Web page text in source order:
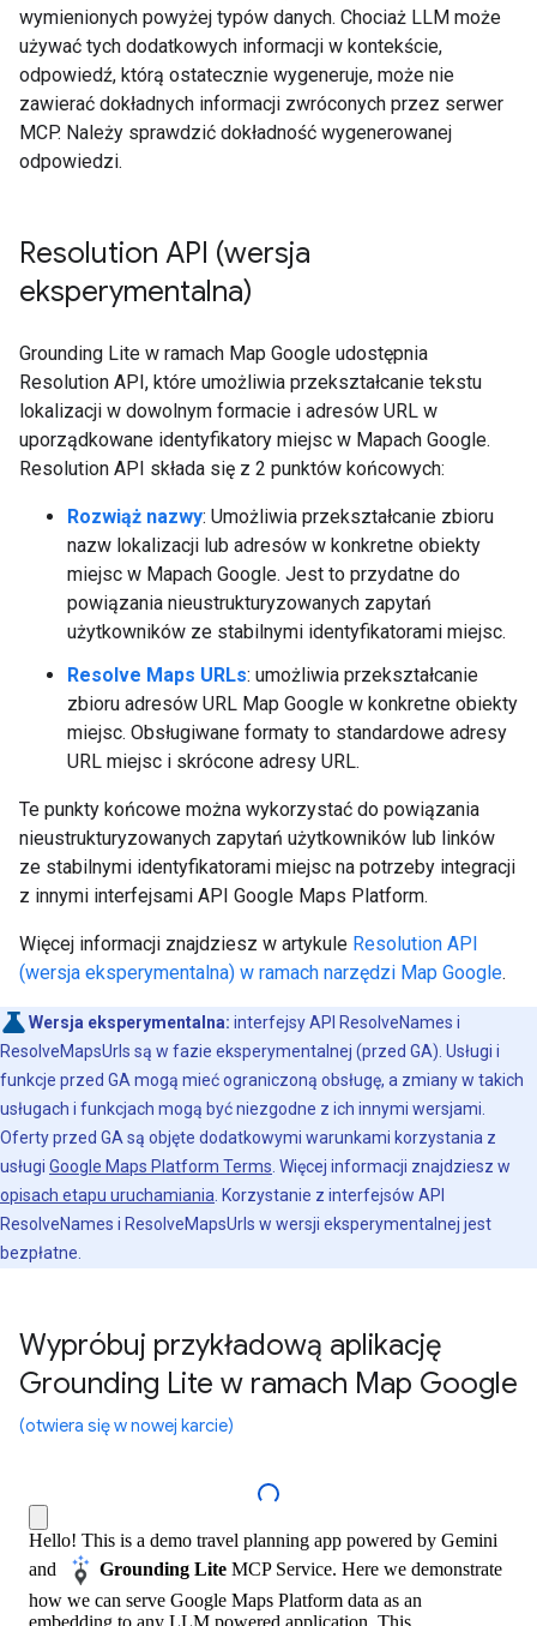
wymienionych powyżej typów danych. Chociaż LLM może
używać tych dodatkowych informacji w kontekście,
odpowiedź, którą ostatecznie wygeneruje, może nie
zawierać dokładnych informacji zwróconych przez serwer
MCP. Należy sprawdzić dokładność wygenerowanej
odpowiedzi.
Resolution API (wersja
eksperymentalna)
Grounding Lite w ramach Map Google udostępnia
Resolution API, które umożliwia przekształcanie tekstu
lokalizacji w dowolnym formacie i adresów URL w
uporządkowane identyfikatory miejsc w Mapach Google.
Resolution API składa się z 2 punktów końcowych:
Rozwiąż nazwy: Umożliwia przekształcanie zbioru
nazw lokalizacji lub adresów w konkretne obiekty
miejsc w Mapach Google. Jest to przydatne do
powiązania nieustrukturyzowanych zapytań
użytkowników ze stabilnymi identyfikatorami miejsc.
Resolve Maps URLs: umożliwia przekształcanie
zbioru adresów URL Map Google w konkretne obiekty
miejsc. Obsługiwane formaty to standardowe adresy
URL miejsc i skrócone adresy URL.
Te punkty końcowe można wykorzystać do powiązania
nieustrukturyzowanych zapytań użytkowników lub linków
ze stabilnymi identyfikatorami miejsc na potrzeby integracji
z innymi interfejsami API Google Maps Platform.
Więcej informacji znajdziesz w artykule Resolution API
(wersja eksperymentalna) w ramach narzędzi Map Google.
Wersja eksperymentalna: interfejsy API ResolveNames i
ResolveMapsUrls są w fazie eksperymentalnej (przed GA). Usługi i
funkcje przed GA mogą mieć ograniczoną obsługę, a zmiany w takich
usługach i funkcjach mogą być niezgodne z ich innymi wersjami.
Oferty przed GA są objęte dodatkowymi warunkami korzystania z
usługi Google Maps Platform Terms . Więcej informacji znajdziesz w
opisach etapu uruchamiania . Korzystanie z interfejsów API
ResolveNames i ResolveMapsUrls w wersji eksperymentalnej jest
bezpłatne.
Wypróbuj przykładową aplikację
Grounding Lite w ramach Map Google
(otwiera się w nowej karcie)